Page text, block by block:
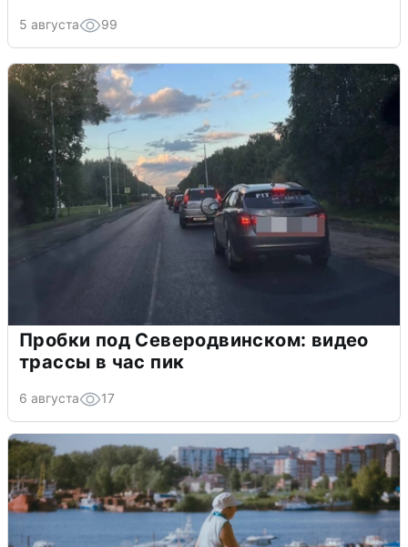
5 августа 99
Пробки под Северодвинском: видео
трассы в час пик
6 августа 17